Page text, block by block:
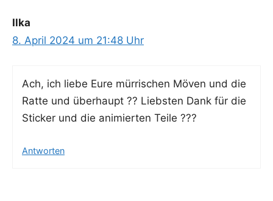
Ilka
8. April 2024 um 21:48 Uhr
Ach, ich lie­be Eure mür­ri­schen Möven und die
Rat­te und über­haupt ?? Liebs­ten Dank für die
Sti­cker und die ani­mier­ten Teile ???
Antworten